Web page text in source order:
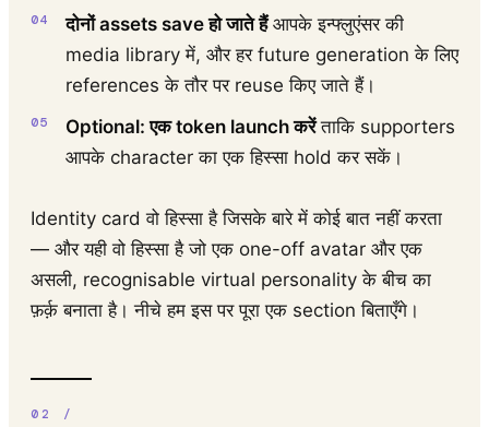
दोनों assets save हो जाते हैंआपके इन्फ्लुएंसर की
media library में, और हर future generation के लिए
references के तौर पर reuse किए जाते हैं।
Optional: एक token launch करेंताकि supporters
आपके character का एक हिस्सा hold कर सकें।
Identity card वो हिस्सा है जिसके बारे में कोई बात नहीं करता
— और यही वो हिस्सा है जो एक one-off avatar और एक
असली, recognisable virtual personality के बीच का
फ़र्क़ बनाता है। नीचे हम इस पर पूरा एक section बिताएँगे।